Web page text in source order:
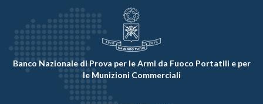
Banco Nazionale di Prova per le Armi da Fuoco Portatili e per
le Munizioni Commerciali